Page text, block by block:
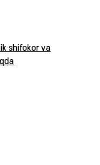
shifokor va